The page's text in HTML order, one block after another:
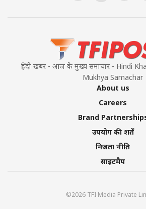
हिंदी खबर - आज के मुख्य समाचार - Hindi
Mukhya Samachar
About us
Careers
Brand
उपयोग की शर्तें
निजता नीति
साइटमैप
©2026 TFI Media Private